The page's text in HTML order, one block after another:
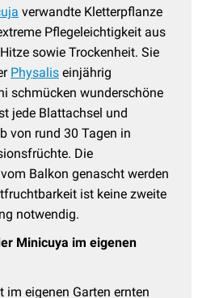
verwandte Kletterpflanze
Pflegeleichtigkeit aus
sowie Trockenheit. Sie
Physalis einjährig
schmücken wunderschöne
jede Blattachsel und
von rund 30 Tagen in
Die
Balkon genascht werden
ist keine zweite
notwendig.
Minicuya im eigenen
im eigenen Garten ernten